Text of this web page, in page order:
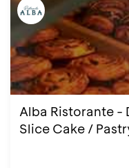
Alba Ristorante -
Slice Cake /